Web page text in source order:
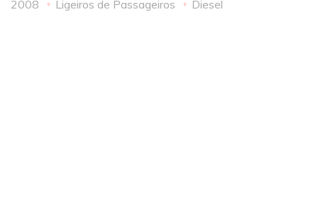
2008 Ligeiros de Passageiros Diesel